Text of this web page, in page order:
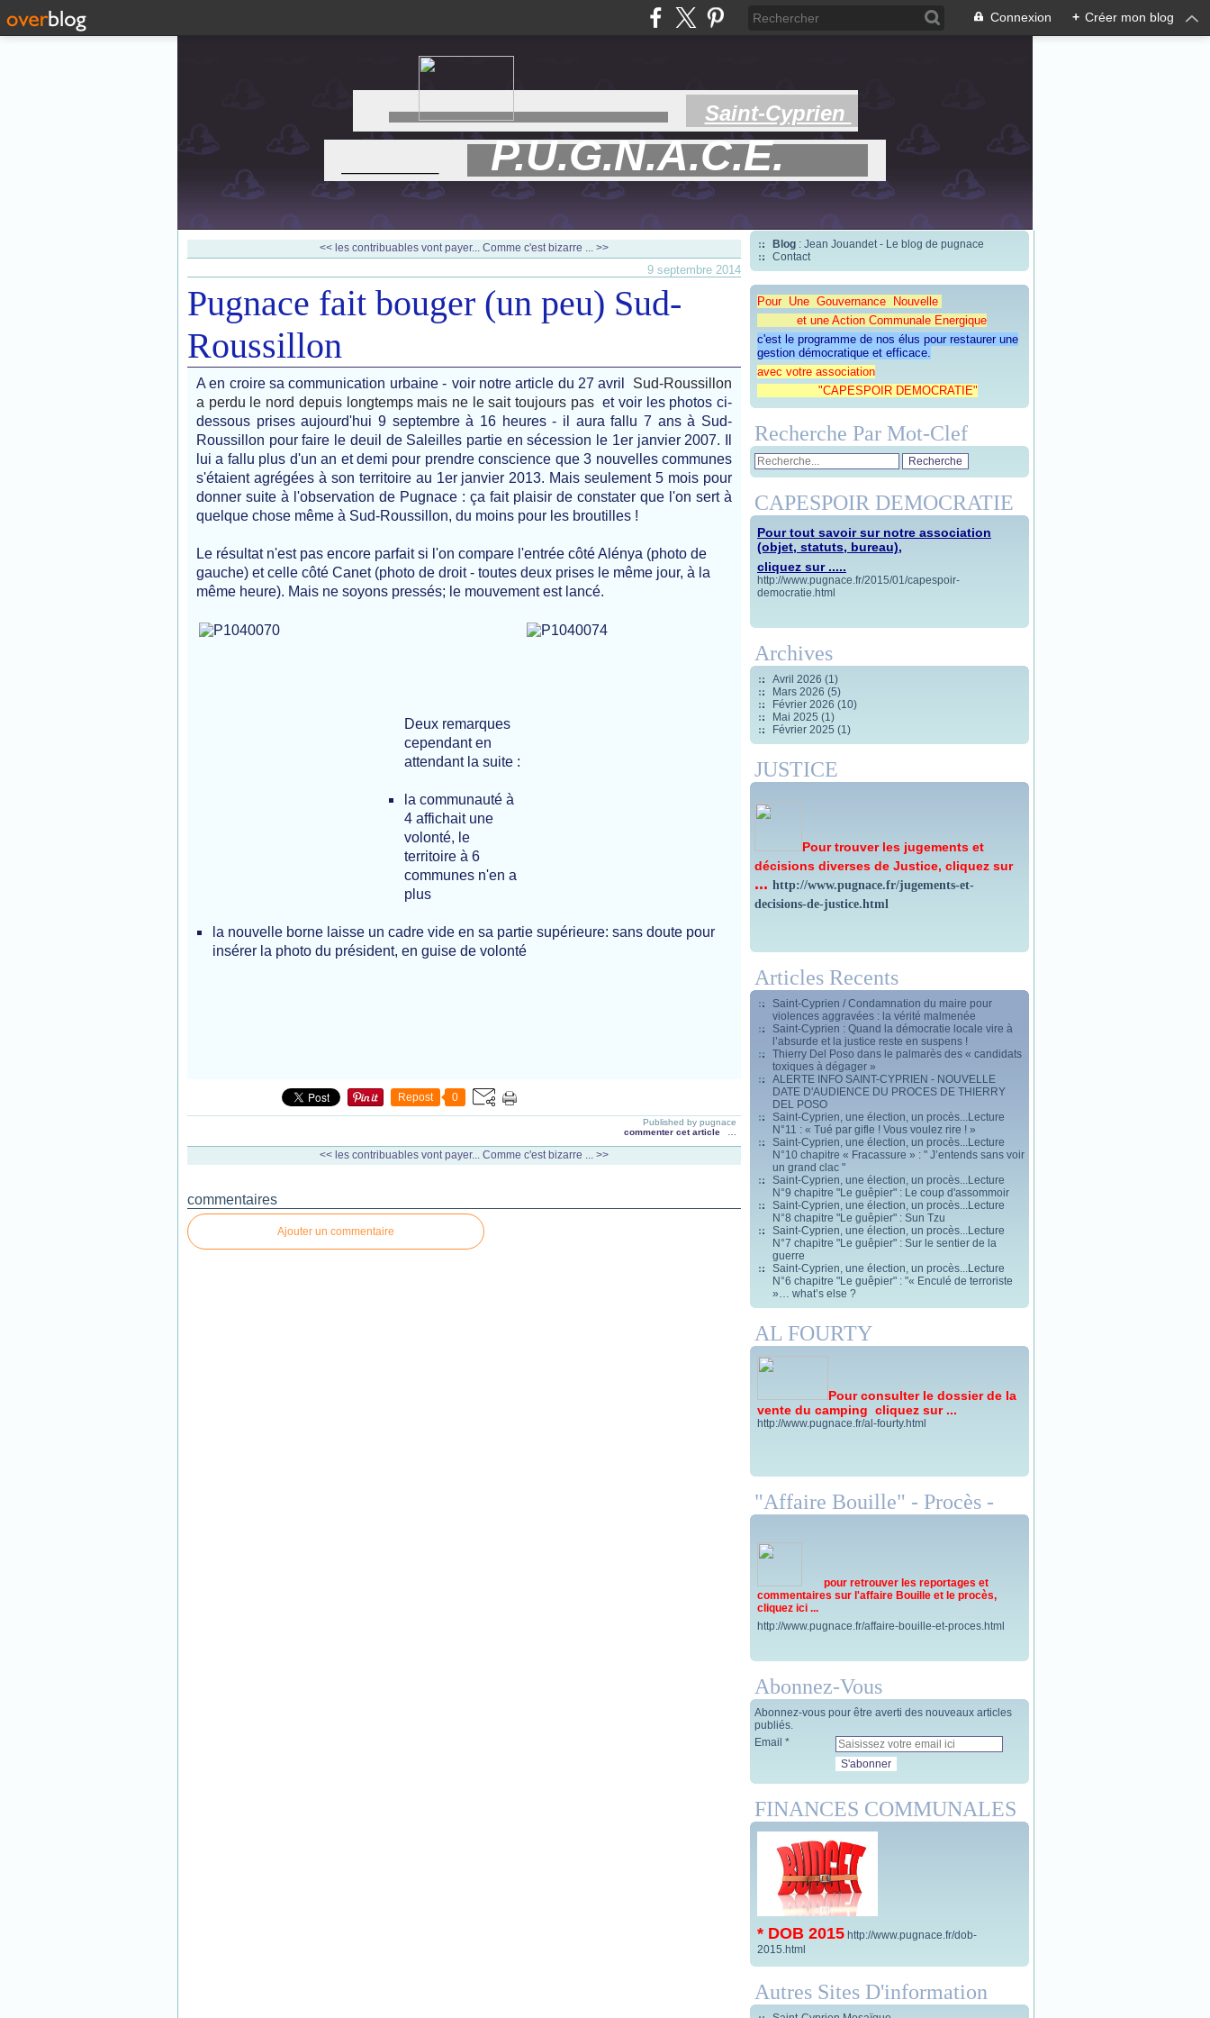
Connexion + Créer mon blog
Saint-Cyprien
P.U.G.N.A.C.E.
<< les contribuables vont payer... Comme c'est bizarre ... >>
9 septembre 2014
Pugnace fait bouger (un peu) Sud-
Roussillon
A en croire sa communication urbaine - voir notre article du 27 avril Sud-Roussillon
a perdu le nord depuis longtemps mais ne le sait toujours paset voir les photos ci-
dessous prises aujourd'hui 9 septembre à 16 heures - il aura fallu 7 ans à Sud-
Roussillon pour faire le deuil de Saleilles partie en sécession le 1er janvier 2007. Il
lui a fallu plus d'un an et demi pour prendre conscience que 3 nouvelles communes
s'étaient agrégées à son territoire au 1er janvier 2013. Mais seulement 5 mois pour
donner suite à l'observation de Pugnace : ça fait plaisir de constater que l'on sert à
quelque chose même à Sud-Roussillon, du moins pour les broutilles !
Le résultat n'est pas encore parfait si l'on compare l'entrée côté Alénya (photo de
gauche) et celle côté Canet (photo de droit - toutes deux prises le même jour, à la
même heure). Mais ne soyons pressés; le mouvement est lancé.
Deux remarques
cependant en
attendant la suite :
la communauté à
4 affichait une
volonté, le
territoire à 6
communes n'en a
plus
la nouvelle borne laisse un cadre vide en sa partie supérieure: sans doute pour
insérer la photo du président, en guise de volonté
Repost 0
Published by pugnace
commenter cet article
<< les contribuables vont payer... Comme c'est bizarre ... >>
commentaires
Ajouter un commentaire
Blog : Jean Jouandet - Le blog de pugnace
Contact
Pour Une Gouvernance Nouvelle
et une Action Communale Energique
c'est le programme de nos élus pour restaurer une
gestion démocratique et efficace.
avec votre association
"CAPESPOIR DEMOCRATIE"
Recherche Par Mot-Clef
CAPESPOIR DEMOCRATIE
Pour tout savoir sur notre association
(objet, statuts, bureau),
cliquez sur .....
http://www.pugnace.fr/2015/01/capespoir-
democratie.html
Archives
Avril 2026 (1)
Mars 2026 (5)
Février 2026 (10)
Mai 2025 (1)
Février 2025 (1)
JUSTICE
Pour trouver les jugements et
décisions diverses de Justice, cliquez sur
... http://www.pugnace.fr/jugements-et-
decisions-de-justice.html
Articles Recents
Saint-Cyprien / Condamnation du maire pour
violences aggravées : la vérité malmenée
Saint-Cyprien : Quand la démocratie locale vire à
l’absurde et la justice reste en suspens !
Thierry Del Poso dans le palmarès des « candidats
toxiques à dégager »
ALERTE INFO SAINT-CYPRIEN - NOUVELLE
DATE D'AUDIENCE DU PROCES DE THIERRY
DEL POSO
Saint-Cyprien, une élection, un procès...Lecture
N°11 : « Tué par gifle ! Vous voulez rire ! »
Saint-Cyprien, une élection, un procès...Lecture
N°10 chapitre « Fracassure » : " J’entends sans voir
un grand clac "
Saint-Cyprien, une élection, un procès...Lecture
N°9 chapitre "Le guêpier" : Le coup d'assommoir
Saint-Cyprien, une élection, un procès...Lecture
N°8 chapitre "Le guêpier" : Sun Tzu
Saint-Cyprien, une élection, un procès...Lecture
N°7 chapitre "Le guêpier" : Sur le sentier de la
guerre
Saint-Cyprien, une élection, un procès...Lecture
N°6 chapitre "Le guêpier" : "« Enculé de terroriste
»… what’s else ?
AL FOURTY
Pour consulter le dossier de la
vente du camping cliquez sur ...
http://www.pugnace.fr/al-fourty.html
"Affaire Bouille" - Procès -
pour retrouver les reportages et
commentaires sur l'affaire Bouille et le procès,
cliquez ici ...
http://www.pugnace.fr/affaire-bouille-et-proces.html
Abonnez-Vous
Abonnez-vous pour être averti des nouveaux articles
publiés.
Email
FINANCES COMMUNALES
* DOB 2015 http://www.pugnace.fr/dob-
2015.html
Autres Sites D'information